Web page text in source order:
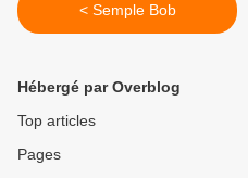
< Semple Bob
Hébergé par Overblog
Top articles
Pages